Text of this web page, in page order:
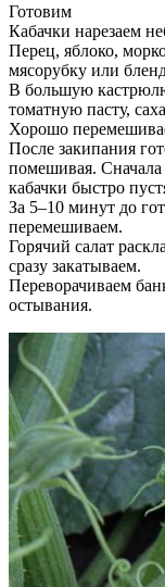
Готовим
Кабачки нарезаем
Перец, яблоко,
мясорубку или
В большую
томатную пасту,
Хорошо
После закипания
помешивая. Сначала
кабачки быстро
За 5–10 минут до
перемешиваем.
Горячий салат
сразу закатываем.
Переворачиваем
остывания.